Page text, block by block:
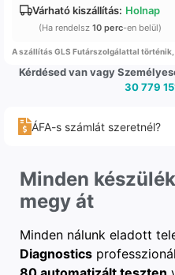
Várható kiszállítás: Holnap
(Ha rendelsz 10 perc-en belül)
A szállítás GLS Futárszolgálattal történik,
Kérdésed van vagy
30 779
ÁFA-s számlát szeretnél?
Minden
megy át
Minden nálunk eladott
Diagnostics